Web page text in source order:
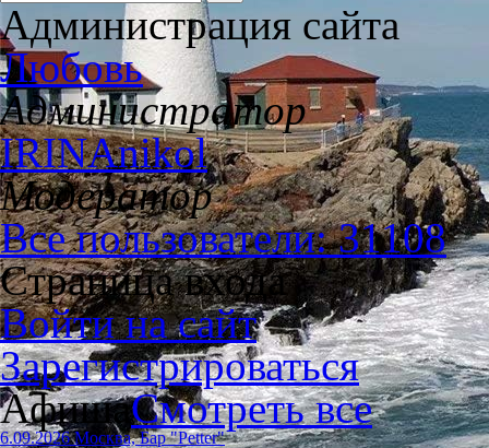
Администрация сайта
Любовь
Администратор
IRINAnikol
Модератор
Все пользователи: 31108
Страница входа
Войти на сайт
Зарегистрироваться
АфишаСмотреть все
6.09.2026 Москва, Бар "Petter"